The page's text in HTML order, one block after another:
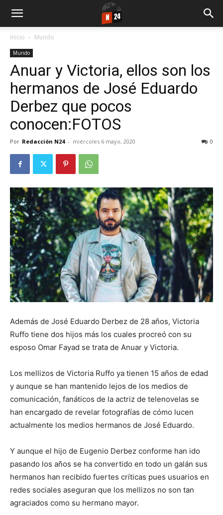
Inicio Mundo
Mundo
Anuar y Victoria, ellos son los
hermanos de José Eduardo
Derbez que pocos
conocen:FOTOS
Por Redacción N24 - miércoles 6 mayo, 2020 0
Además de José Eduardo Derbez de 28 años, Victoria
Ruffo tiene dos hijos más los cuales procreó con su
esposo Omar Fayad se trata de Anuar y Victoria.
Los mellizos de Victoria Ruffo ya tienen 15 años de edad
y aunque se han mantenido lejos de los medios de
comunicación, fanáticos de la actriz de telenovelas se
han encargado de revelar fotografías de cómo lucen
actualmente los medios hermanos de José Eduardo.
Y aunque el hijo de Eugenio Derbez conforme han ido
pasando los años se ha convertido en todo un galán sus
hermanos han recibido fuertes críticas pues usuarios en
redes sociales aseguran que los mellizos no son tan
agraciados como su hermano mayor.